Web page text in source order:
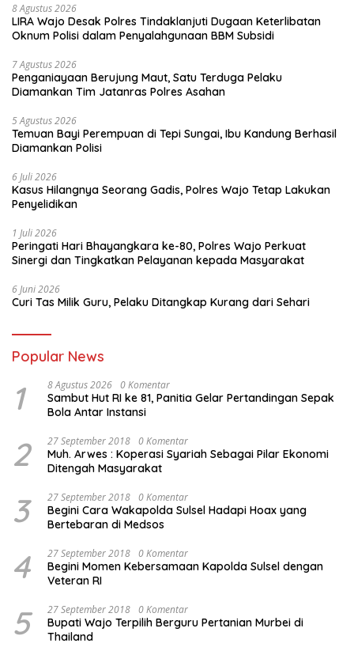
8 Agustus 2026
LIRA Wajo Desak Polres Tindaklanjuti Dugaan Keterlibatan
Oknum Polisi dalam Penyalahgunaan BBM Subsidi
7 Agustus 2026
Penganiayaan Berujung Maut, Satu Terduga Pelaku
Diamankan Tim Jatanras Polres Asahan
5 Agustus 2026
Temuan Bayi Perempuan di Tepi Sungai, Ibu Kandung Berhasil
Diamankan Polisi
6 Juli 2026
Kasus Hilangnya Seorang Gadis, Polres Wajo Tetap Lakukan
Penyelidikan
1 Juli 2026
Peringati Hari Bhayangkara ke-80, Polres Wajo Perkuat
Sinergi dan Tingkatkan Pelayanan kepada Masyarakat
6 Juni 2026
Curi Tas Milik Guru, Pelaku Ditangkap Kurang dari Sehari
Popular News
1 8 Agustus 2026 0 Komentar
Sambut Hut RI ke 81, Panitia Gelar Pertandingan Sepak
Bola Antar Instansi
2 27 September 2018 0 Komentar
Muh. Arwes : Koperasi Syariah Sebagai Pilar Ekonomi
Ditengah Masyarakat
3 27 September 2018 0 Komentar
Begini Cara Wakapolda Sulsel Hadapi Hoax yang
Bertebaran di Medsos
4 27 September 2018 0 Komentar
Begini Momen Kebersamaan Kapolda Sulsel dengan
Veteran RI
5 27 September 2018 0 Komentar
Bupati Wajo Terpilih Berguru Pertanian Murbei di
Thailand